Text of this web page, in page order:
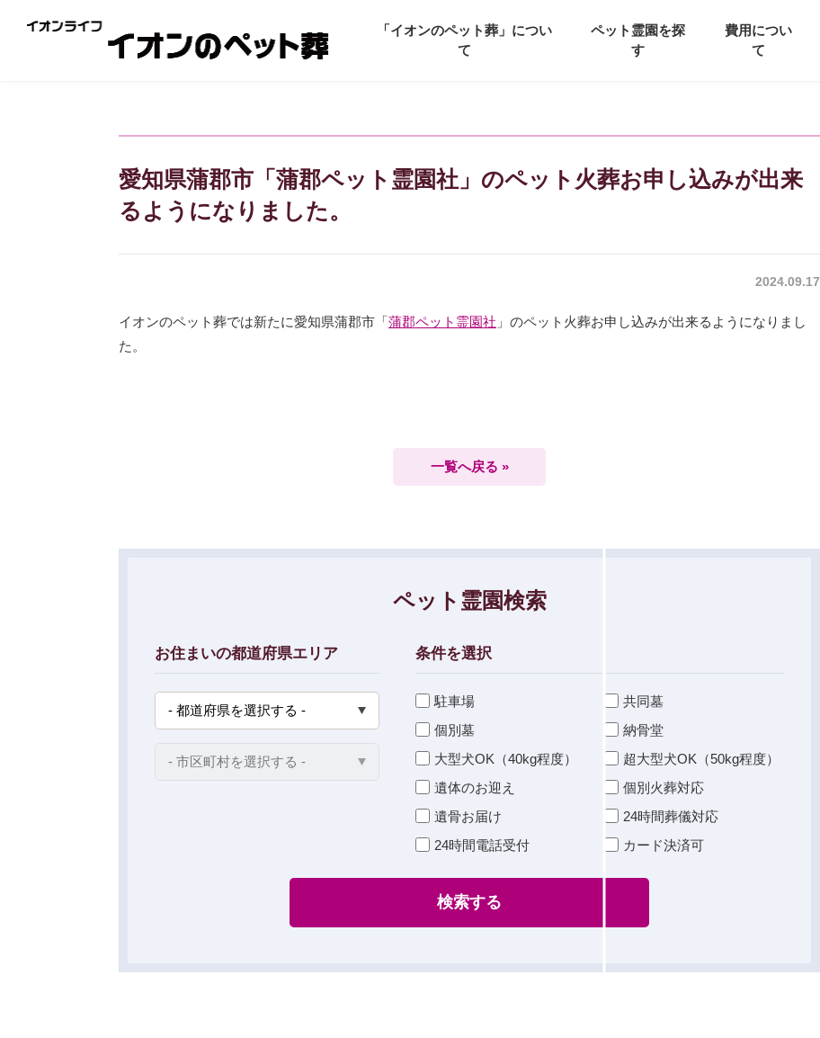
「イオンのペット葬」につい
て
ペット霊園を探
す
費用につい
て
愛知県蒲郡市「蒲郡ペット霊園社」のペット火葬お申し込みが出来
るようになりました。
2024.09.17
イオンのペット葬では新たに愛知県蒲郡市「蒲郡ペット霊園社 」のペット火葬お申し込みが出来るようになりまし
た。
一覧へ戻る »
ペット霊園検索
お住まいの都道府県エリア 条件を選択
駐車場
共同墓
個別墓
納骨堂
大型犬OK（40kg程度）
超大型犬OK（50kg程度）
遺体のお迎え
個別火葬対応
遺骨お届け
24時間葬儀対応
24時間電話受付
カード決済可
検索する